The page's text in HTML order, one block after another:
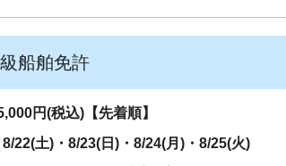
船舶免許
円(税込)【先着順】
22(土)・8/23(日)・8/24(月)・8/25(火)